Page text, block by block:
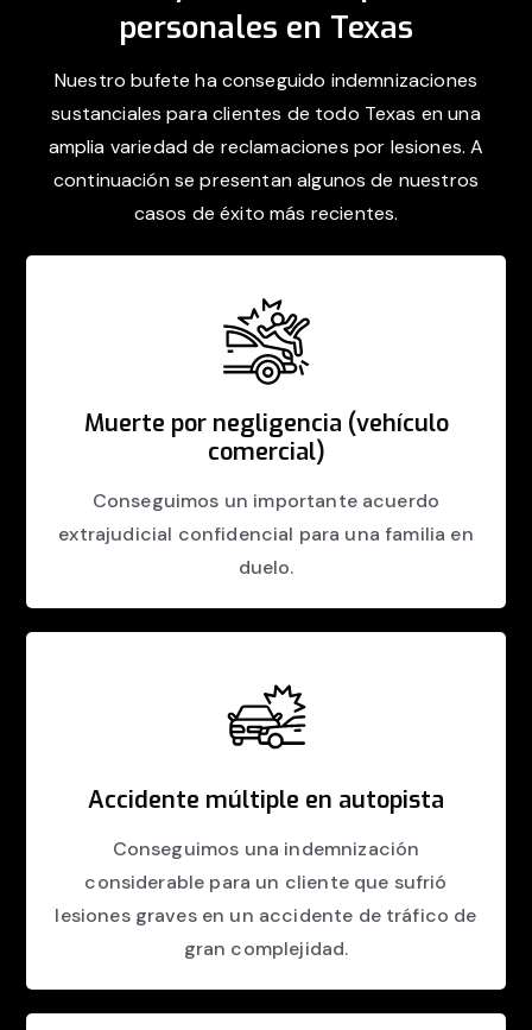
personales en Texas
Nuestro bufete ha conseguido indemnizaciones
sustanciales para clientes de todo Texas en una
amplia variedad de reclamaciones por lesiones. A
continuación se presentan algunos de nuestros
casos de éxito más recientes.
Muerte por negligencia (vehículo
comercial)
Conseguimos un importante acuerdo
extrajudicial confidencial para una familia en
duelo.
Accidente múltiple en autopista
Conseguimos una indemnización
considerable para un cliente que sufrió
lesiones graves en un accidente de tráfico de
gran complejidad.